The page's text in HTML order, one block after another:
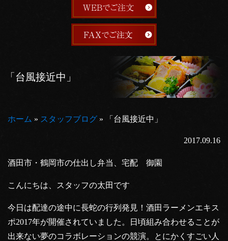
「台風接近中」
ホーム » スタッフブログ » 「台風接近中」
2017.09.16
酒田市・鶴岡市の仕出し弁当、宅配 御園
こんにちは、スタッフの太田です
今日は配達の途中に長蛇の行列発見！酒田ラーメンエキス
ポ2017年が開催されていました。日頃組み合わせることが
出来ない夢のコラボレーションの競演。とにかくすごい人